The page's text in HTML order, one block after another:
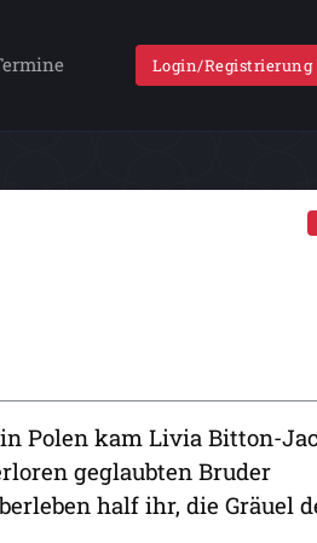
Login/Registrierung
Polen kam Livia Bitton-
geglaubten Bruder
half ihr, die Gräuel